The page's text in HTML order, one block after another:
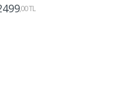
,00 TL